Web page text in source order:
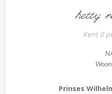
hetty
Kent 0
Prinses